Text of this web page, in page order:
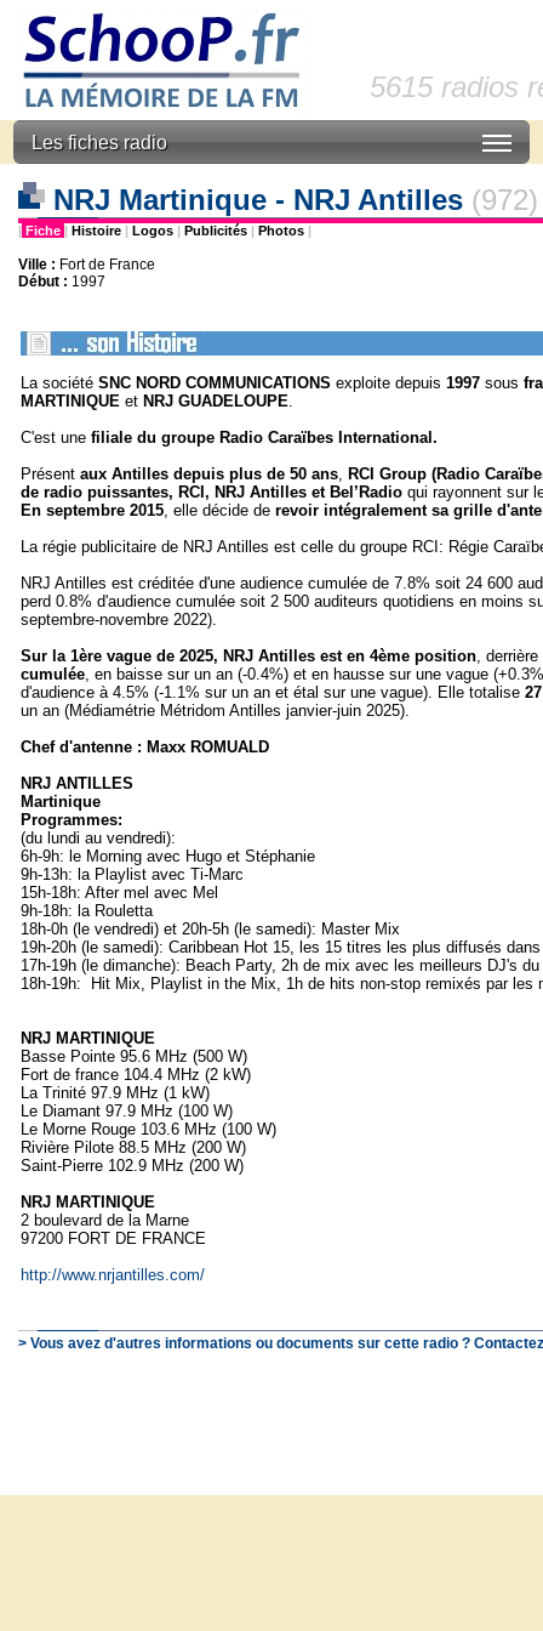
5615 radios
Les fiches radio
NRJ Martinique - NRJ Antilles (972)
| Fiche | Histoire | Logos | Publicités | Photos |
Ville : Fort de France
Début : 1997
La société SNC NORD COMMUNICATIONS exploite depuis 1997 sous
MARTINIQUE et NRJ GUADELOUPE.
C'est une filiale du groupe Radio Caraïbes International.
Présent aux Antilles depuis plus de 50 ans, RCI Group (Radio
de radio puissantes, RCI, NRJ Antilles et Bel’Radio qui rayonnent sur
En septembre 2015, elle décide de revoir intégralement sa grille
La régie publicitaire de NRJ Antilles est celle du groupe RCI: Régie
NRJ Antilles est créditée d'une audience cumulée de 7.8% soit 24 600
perd 0.8% d'audience cumulée soit 2 500 auditeurs quotidiens en moins
septembre-novembre 2022).
Sur la 1ère vague de 2025, NRJ Antilles est en 4ème position,
cumulée, en baisse sur un an (-0.4%) et en hausse sur une vague
d'audience à 4.5% (-1.1% sur un an et étal sur une vague). Elle totalise
un an (Médiamétrie Métridom Antilles janvier-juin 2025).
Chef d'antenne : Maxx ROMUALD
NRJ ANTILLES
Martinique
Programmes:
(du lundi au vendredi):
6h-9h: le Morning avec Hugo et Stéphanie
9h-13h: la Playlist avec Ti-Marc
15h-18h: After mel avec Mel
9h-18h: la Rouletta
18h-0h (le vendredi) et 20h-5h (le samedi): Master Mix
19h-20h (le samedi): Caribbean Hot 15, les 15 titres les plus diffusés
17h-19h (le dimanche): Beach Party, 2h de mix avec les meilleurs DJ's
18h-19h: Hit Mix, Playlist in the Mix, 1h de hits non-stop remixés par les
NRJ MARTINIQUE
Basse Pointe 95.6 MHz (500 W)
Fort de france 104.4 MHz (2 kW)
La Trinité 97.9 MHz (1 kW)
Le Diamant 97.9 MHz (100 W)
Le Morne Rouge 103.6 MHz (100 W)
Rivière Pilote 88.5 MHz (200 W)
Saint-Pierre 102.9 MHz (200 W)
NRJ MARTINIQUE
2 boulevard de la Marne
97200 FORT DE FRANCE
http://www.nrjantilles.com/
> Vous avez d'autres informations ou documents sur cette radio ?